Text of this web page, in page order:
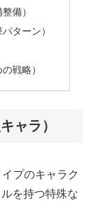
備）
ターン）
戦略）
ャラ）
プのキャラク
を持つ特殊な